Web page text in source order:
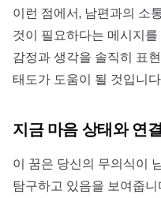
이런 점에서, 남편과의 소
것이 필요하다는 메시지
감정과 생각을 솔직히 표
태도가 도움이 될 것입니
지금 마음 상태와 연
이 꿈은 당신의 무의식이
탐구하고 있음을 보여줍